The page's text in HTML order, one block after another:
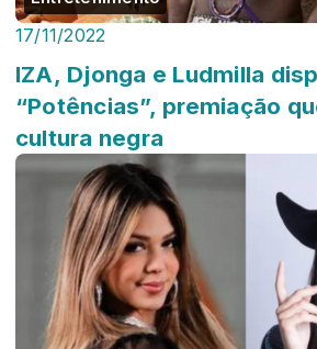
17/11/2022
IZA, Djonga e Ludmilla
“Potências”, premiação
cultura negra